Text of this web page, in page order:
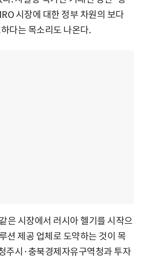
시장에 대한 정부 차원의 보다
다는 목소리도 나온다.
은 시장에서 러시아 헬기를 시작으
션 제공 업체로 도약하는 것이 목
주시·충북경제자유구역청과 투자